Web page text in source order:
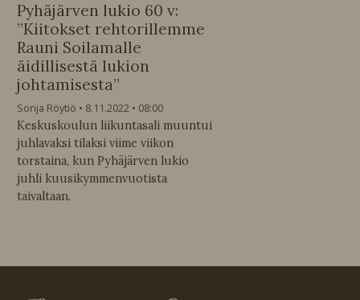
Pyhäjärven lukio 60 v:
”Kiitokset rehtorillemme
Rauni Soilamalle
äidillisestä lukion
johtamisesta”
Sonja Röytiö 8.11.2022
08:00
Keskuskoulun liikuntasali muuntui
juhlavaksi tilaksi viime viikon
torstaina, kun Pyhäjärven lukio
juhli kuusikymmenvuotista
taivaltaan.